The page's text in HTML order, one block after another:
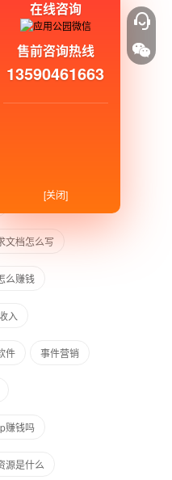
是如何做出来的
的网站
文档怎么写
么赚钱
入
件 事件营销
赚钱吗
源是什么
在线咨询
售前咨询热线
13590461663
[关闭]